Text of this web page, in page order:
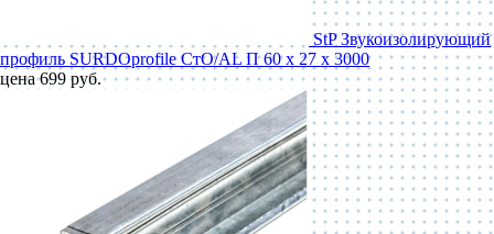
StP Звукоизолирующий
профиль SURDOprofile СтО/AL П 60 x 27 x 3000
цена 699 руб.